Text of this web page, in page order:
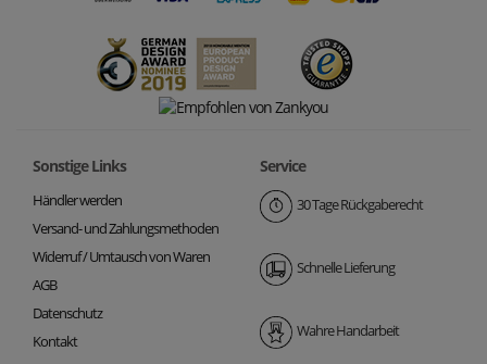
Sonstige Links
Händler werden
Versand- und Zahlungsmethoden
Widerruf / Umtausch von Waren
AGB
Datenschutz
Kontakt
Service
30 Tage Rückgaberecht
Schnelle Lieferung
Wahre Handarbeit